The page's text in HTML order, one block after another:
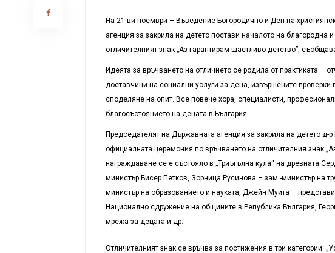
На 21-ви ноември – Въведение Богородично и Ден на
агенция за закрила на детето постави началото на благородна
отличителният знак „Аз гарантирам щастливо детство”,
Идеята за връчването на отличието се родила от практиката –
доставчици на социални услуги за деца, извършените
споделяне на опит. Все повече хора, специалисти,
благосъстоянието на децата в България.
Председателят на Държавната агенция за закрила на детето д-
официалната церемония по връчването на отличителния знак
награждаване се е състояло в „Триъгълна кула“ на древната
министър Бисер Петков, Зорница Русинова – зам.-министър на
министър на образованието и науката, Джейн Муита –
Национално сдружение на общините в Република България,
мрежа за децата и др.
Отличителният знак се връчва за постижения в три категории: